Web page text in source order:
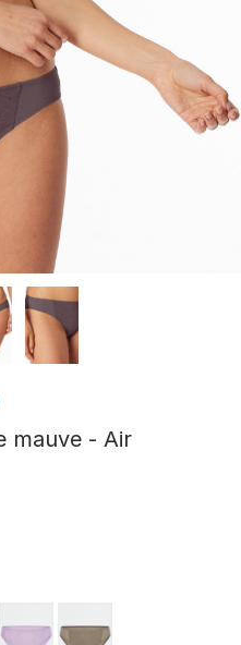
mauve - Air